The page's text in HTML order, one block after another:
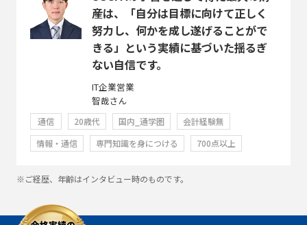
産は、「自分は目標に向けて正しく
努力し、何かを成し遂げることがで
きる」という実績に基づいた揺るぎ
ない自信です。
IT企業営業
智哉さん
通信 20歳代 国内_通学圏
会計経験無
情報・通信
専門知識を身につける 700点以上
※ご経歴、年齢はインタビュー時のものです。